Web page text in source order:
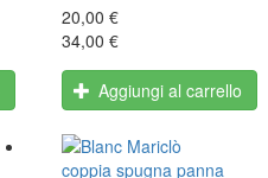
20,00 €
34,00 €
Aggiungi al carrello